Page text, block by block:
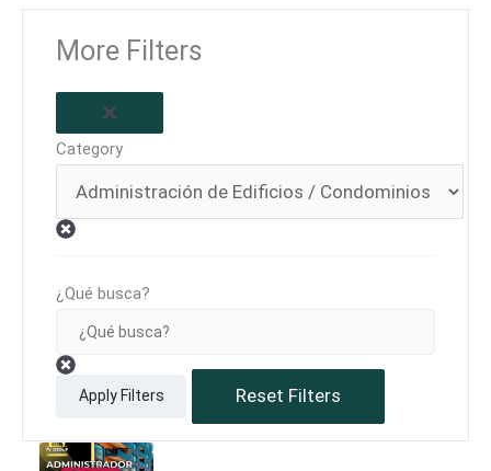
More Filters
Category
¿Qué busca?
Apply Filters Reset Filters